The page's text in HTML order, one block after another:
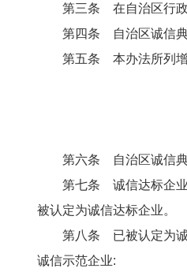
第三条 在自治区行政
第四条 自治区诚信典
第五条 本办法所列增
第六条 自治区诚信典
第七条 诚信达标企业
被认定为诚信达标企业。
第八条 已被认定为诚
诚信示范企业: